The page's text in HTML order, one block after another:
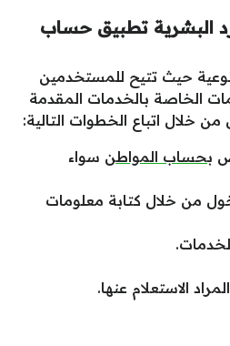
البشرية تطبيق حساب
حيث تتيح للمستخدمين
الخاصة بالخدمات المقدمة
خلال اتباع الخطوات التالية:
بحساب المواطن سواء
من خلال كتابة معلومات
الاستعلام عنها.